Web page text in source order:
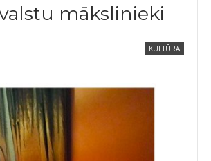
mākslinieki
KULTŪRA